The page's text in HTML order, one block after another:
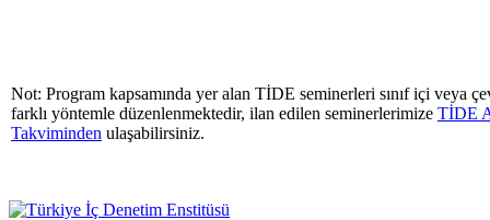
Not: Program kapsamında yer alan TİDE seminerleri sınıf içi veya
farklı yöntemle düzenlenmektedir, ilan edilen seminerlerimize TİDE
Takviminden ulaşabilirsiniz.